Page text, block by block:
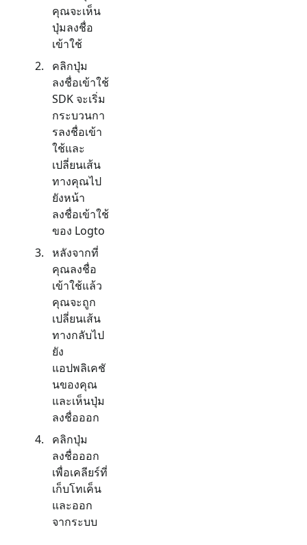
คุณจะเห็น
ปุ่มลงชื่อ
เข้าใช้
คลิกปุ่ม
ลงชื่อเข้าใช้
SDK จะเริ่ม
กระบวนกา
รลงชื่อเข้า
ใช้และ
เปลี่ยนเส้น
ทางคุณไป
ยังหน้า
ลงชื่อเข้าใช้
ของ Logto
หลังจากที่
คุณลงชื่อ
เข้าใช้แล้ว
คุณจะถูก
เปลี่ยนเส้น
ทางกลับไป
ยัง
แอปพลิเคชั
นของคุณ
และเห็นปุ่ม
ลงชื่อออก
คลิกปุ่ม
ลงชื่อออก
เพื่อเคลียร์ที่
เก็บโทเค็น
และออก
จากระบบ